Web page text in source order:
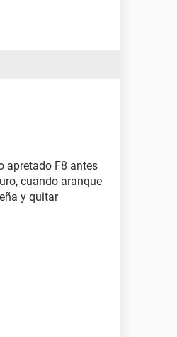
apretado F8 antes
cuando aranque
y quitar